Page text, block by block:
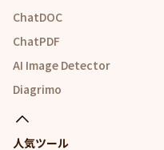
ChatDOC
ChatPDF
AI Image Detector
Diagrimo
人気ツール